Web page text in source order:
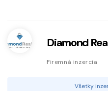
Diamond
Firemná inzercia
Všetky